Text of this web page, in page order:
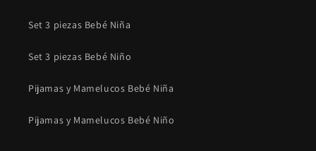
Set 3 piezas Bebé Niña
Set 3 piezas Bebé Niño
Pijamas y Mamelucos Bebé Niña
Pijamas y Mamelucos Bebé Niño